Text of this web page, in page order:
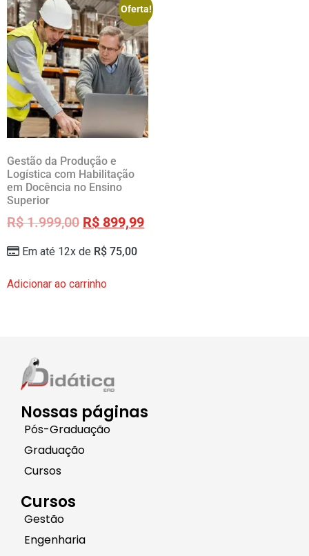
Oferta!
Gestão da Produção e
Logística com Habilitação
em Docência no Ensino
Superior
R$1.999,00 R$ 899,99
Em até 12x de R$ 75,00
Adicionar ao carrinho
Nossas páginas
Pós-Graduação
Graduação
Cursos
Cursos
Gestão
Engenharia